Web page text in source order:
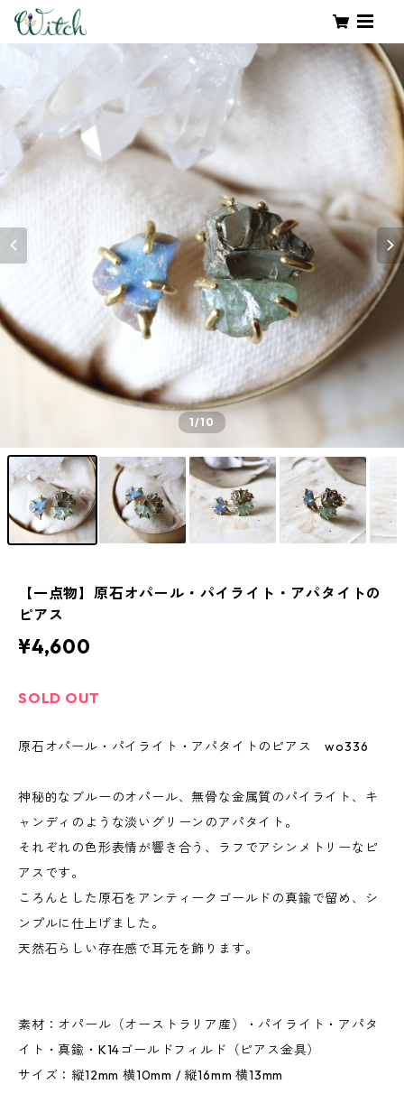
1/10
【一点物】原石オパール・パイライト・アパタイトの
ピアス
¥4,600
SOLD OUT
原石オパール・パイライト・アパタイトのピアス wo336
神秘的なブルーのオパール、無骨な金属質のパイライト、キ
ャンディのような淡いグリーンのアパタイト。
それぞれの色形表情が響き合う、ラフでアシンメトリーなピ
アスです。
ころんとした原石をアンティークゴールドの真鍮で留め、シ
ンプルに仕上げました。
天然石らしい存在感で耳元を飾ります。
素材：オパール（オーストラリア産）・パイライト・アパタ
イト・真鍮・K14ゴールドフィルド（ピアス金具）
サイズ：縦12mm 横10mm / 縦16mm 横13mm